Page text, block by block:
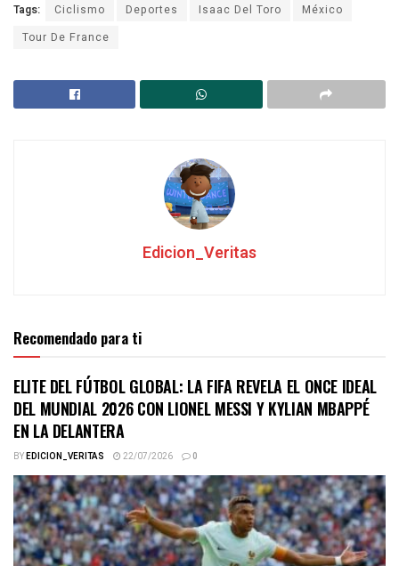
Tags: Ciclismo Deportes Isaac Del Toro
México
Tour De France
Edicion_Veritas
Recomendado para ti
ELITE DEL FÚTBOL GLOBAL: LA FIFA REVELA EL ONCE IDEAL
DEL MUNDIAL 2026 CON LIONEL MESSI Y KYLIAN MBAPPÉ
EN LA DELANTERA
BYEDICION_VERITAS 22/07/2026 0